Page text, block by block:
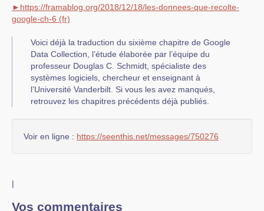
► https://framablog.org/2018/12/18/les-donnees-que-recolte-
google-ch-6
Voici déjà la traduction du sixième chapitre de Google
Data Collection, l’étude élaborée par l’équipe du
professeur Douglas C. Schmidt, spécialiste des
systèmes logiciels, chercheur et enseignant à
l’Université Vanderbilt. Si vous les avez manqués,
retrouvez les chapitres précédents déjà publiés.
Voir en ligne : https://seenthis.net/messages/750276
|
Vos commentaires